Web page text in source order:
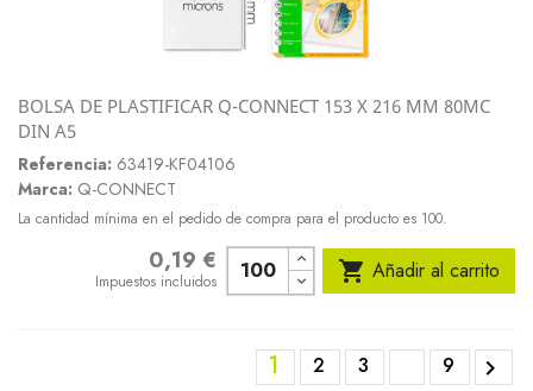
BOLSA DE PLASTIFICAR Q-CONNECT 153 X 216 MM 80MC
DIN A5
Referencia: 63419-KF04106
Marca: Q-CONNECT
La cantidad mínima en el pedido de compra para el producto es 100.
0,19 €
Impuestos incluidos  Añadir al carrito
1 2 3 9 